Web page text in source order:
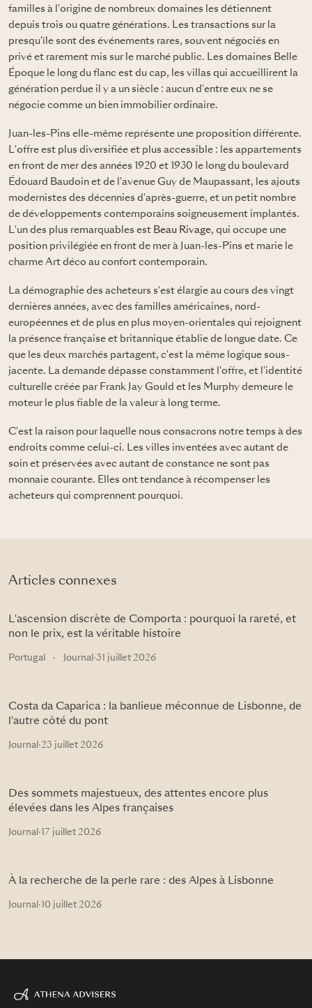
familles à l'origine de nombreux domaines les détiennent
depuis trois ou quatre générations. Les transactions sur la
presqu'île sont des événements rares, souvent négociés en
privé et rarement mis sur le marché public. Les domaines Belle
Époque le long du flanc est du cap, les villas qui accueillirent la
génération perdue il y a un siècle : aucun d'entre eux ne se
négocie comme un bien immobilier ordinaire.
Juan-les-Pins elle-même représente une proposition différente.
L'offre est plus diversifiée et plus accessible : les appartements
en front de mer des années 1920 et 1930 le long du boulevard
Édouard Baudoin et de l'avenue Guy de Maupassant, les ajouts
modernistes des décennies d'après-guerre, et un petit nombre
de développements contemporains soigneusement implantés.
L'un des plus remarquables est Beau Rivage, qui occupe une
position privilégiée en front de mer à Juan-les-Pins et marie le
charme Art déco au confort contemporain.
La démographie des acheteurs s'est élargie au cours des vingt
dernières années, avec des familles américaines, nord-
européennes et de plus en plus moyen-orientales qui rejoignent
la présence française et britannique établie de longue date. Ce
que les deux marchés partagent, c'est la même logique sous-
jacente. La demande dépasse constamment l'offre, et l'identité
culturelle créée par Frank Jay Gould et les Murphy demeure le
moteur le plus fiable de la valeur à long terme.
C'est la raison pour laquelle nous consacrons notre temps à des
endroits comme celui-ci. Les villes inventées avec autant de
soin et préservées avec autant de constance ne sont pas
monnaie courante. Elles ont tendance à récompenser les
acheteurs qui comprennent pourquoi.
Articles connexes
L'ascension discrète de Comporta : pourquoi la rareté, et
non le prix, est la véritable histoire
Portugal · Journal ·31 juillet 2026
Costa da Caparica : la banlieue méconnue de Lisbonne, de
l'autre côté du pont
Journal ·23 juillet 2026
Des sommets majestueux, des attentes encore plus
élevées dans les Alpes françaises
Journal · 17 juillet 2026
À la recherche de la perle rare : des Alpes à Lisbonne
Journal · 10 juillet 2026